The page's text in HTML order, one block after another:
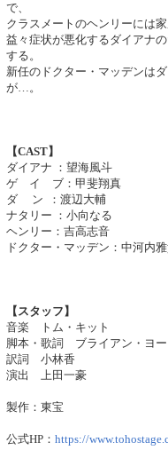
で、
クラスメートのヘンリーには
益々症状が悪化するダイアナ
する。
新任のドクター・マッデンは
が…。
【CAST】
ダイアナ ：望海風斗
ゲ イ ブ：甲斐翔真
ダ ン ：渡辺大輔
ナタリー ：小向なる
ヘンリー：吉高志音
ドクター・マッデン：中河内
【スタッフ】
音楽 トム・キット
脚本・歌詞 ブライアン・ヨー
訳詞 小林香
演出 上田一豪
製作：東宝
公式HP： https://